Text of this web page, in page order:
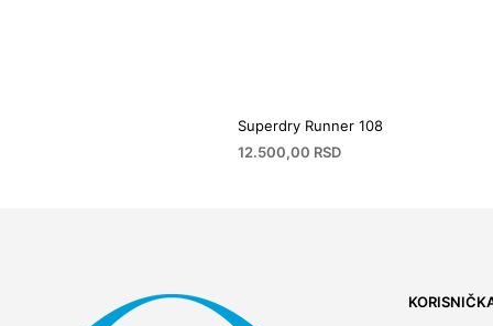
Superdry Runner 108
12.500,00 RSD